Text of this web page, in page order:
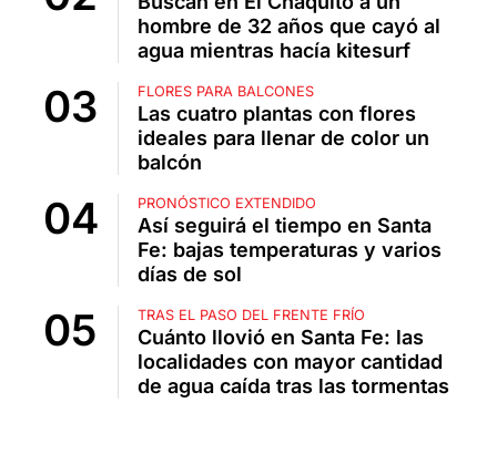
hombre de 32 años que cayó al
agua mientras hacía kitesurf
FLORES PARA BALCONES
Las cuatro plantas con flores
ideales para llenar de color un
balcón
PRONÓSTICO EXTENDIDO
Así seguirá el tiempo en Santa
Fe: bajas temperaturas y varios
días de sol
TRAS EL PASO DEL FRENTE FRÍO
Cuánto llovió en Santa Fe: las
localidades con mayor cantidad
de agua caída tras las tormentas